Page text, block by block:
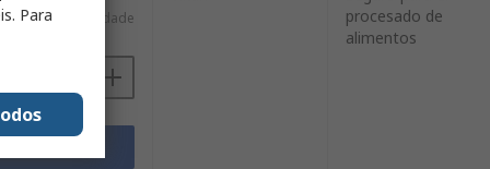
11,99 €/unidade
procesado de
alimentos
Para